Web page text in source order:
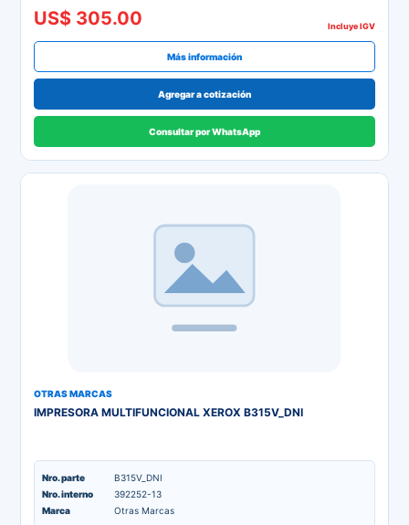
US$ 305.00 Incluye IGV
Más información
Agregar a cotización
Consultar por WhatsApp
OTRAS MARCAS
IMPRESORA MULTIFUNCIONAL XEROX B315V_DNI
Nro. parte
B315V_DNI
Nro. interno
392252-13
Marca
Otras Marcas